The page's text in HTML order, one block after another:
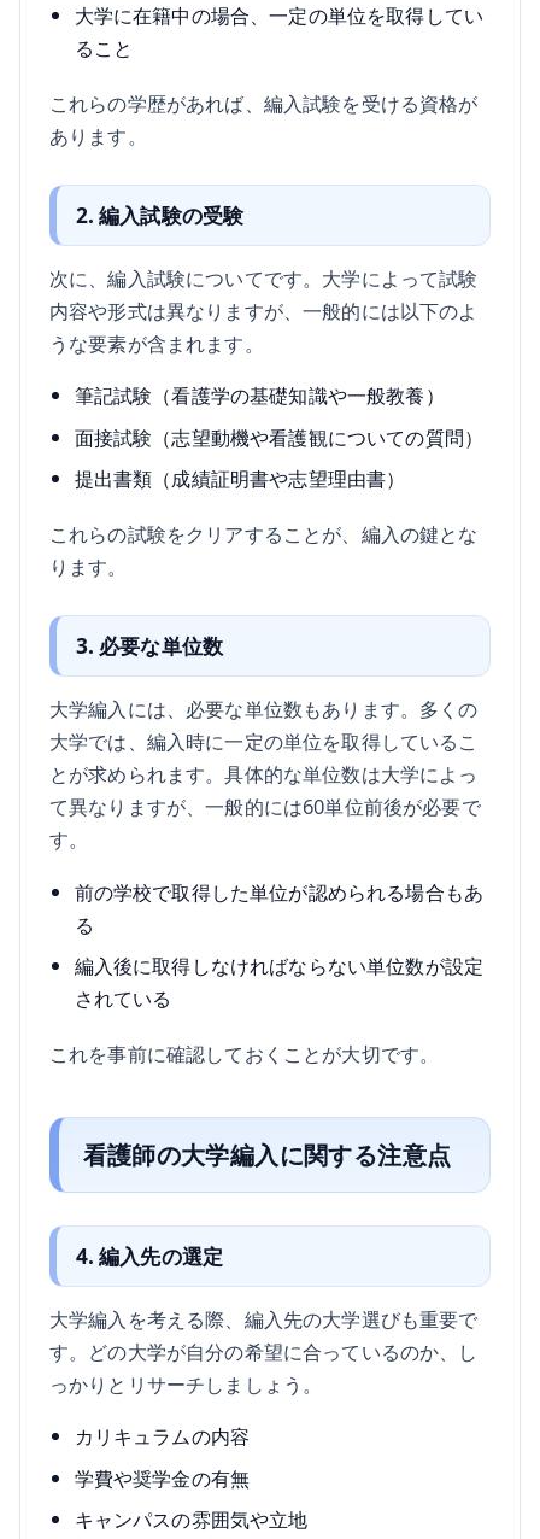
大学に在籍中の場合、一定の単位を取得してい
ること
これらの学歴があれば、編入試験を受ける資格が
あります。
2. 編入試験の受験
次に、編入試験についてです。大学によって試験
内容や形式は異なりますが、一般的には以下のよ
うな要素が含まれます。
筆記試験（看護学の基礎知識や一般教養）
面接試験（志望動機や看護観についての質問）
提出書類（成績証明書や志望理由書）
これらの試験をクリアすることが、編入の鍵とな
ります。
3. 必要な単位数
大学編入には、必要な単位数もあります。多くの
大学では、編入時に一定の単位を取得しているこ
とが求められます。具体的な単位数は大学によっ
て異なりますが、一般的には60単位前後が必要で
す。
前の学校で取得した単位が認められる場合もあ
る
編入後に取得しなければならない単位数が設定
されている
これを事前に確認しておくことが大切です。
看護師の大学編入に関する注意点
4. 編入先の選定
大学編入を考える際、編入先の大学選びも重要で
す。どの大学が自分の希望に合っているのか、し
っかりとリサーチしましょう。
カリキュラムの内容
学費や奨学金の有無
キャンパスの雰囲気や立地